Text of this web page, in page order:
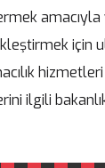
amacıyla
için
ilgili